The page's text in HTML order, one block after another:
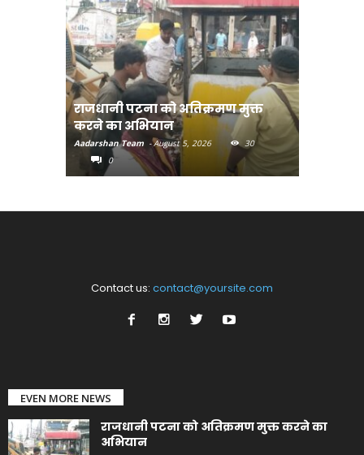
राजधानी पटना को अतिक्रमण मुक्त
करने का अभियान
Aadarshan Team - August 5, 2026
30
0
Contact us: contact@yoursite.com
EVEN MORE NEWS
राजधानी पटना को अतिक्रमण मुक्त करने का
अभियान